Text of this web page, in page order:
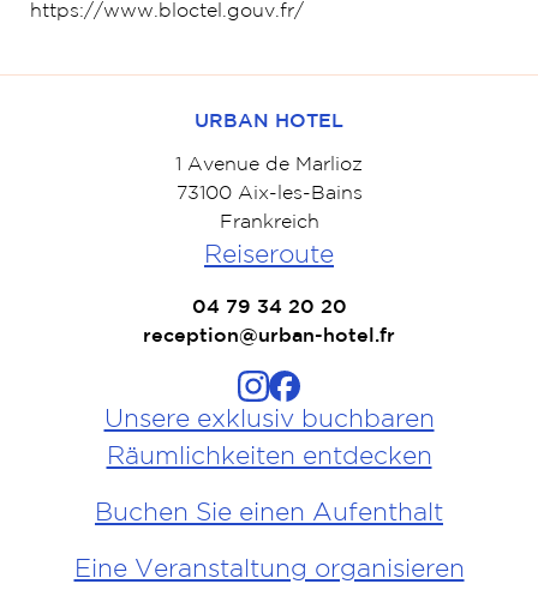
https://www.bloctel.gouv.fr/
URBAN HOTEL
1 Avenue de Marlioz
73100 Aix-les-Bains
Frankreich
Reiseroute
04 79 34 20 20
reception@urban-hotel.fr
Unsere exklusiv buchbaren
Räumlichkeiten entdecken
Buchen Sie einen Aufenthalt
Eine Veranstaltung organisieren